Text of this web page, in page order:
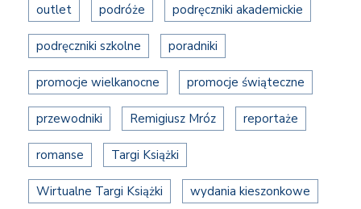
outlet podróże podręczniki akademickie
podręczniki szkolne poradniki
promocje wielkanocne promocje świąteczne
przewodniki Remigiusz Mróz reportaże
romanse Targi Książki
Wirtualne Targi Książki wydania kieszonkowe